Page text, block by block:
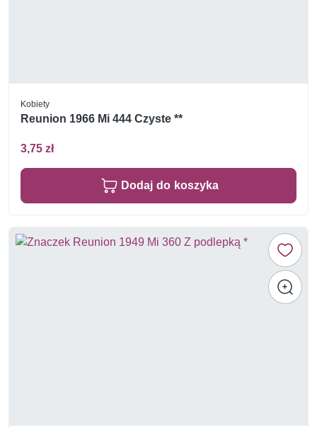
Kobiety
Reunion 1966 Mi 444 Czyste **
3,75 zł
Dodaj do koszyka